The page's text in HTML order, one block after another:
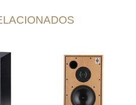
original
era:
$6.690.000.
actual
es: